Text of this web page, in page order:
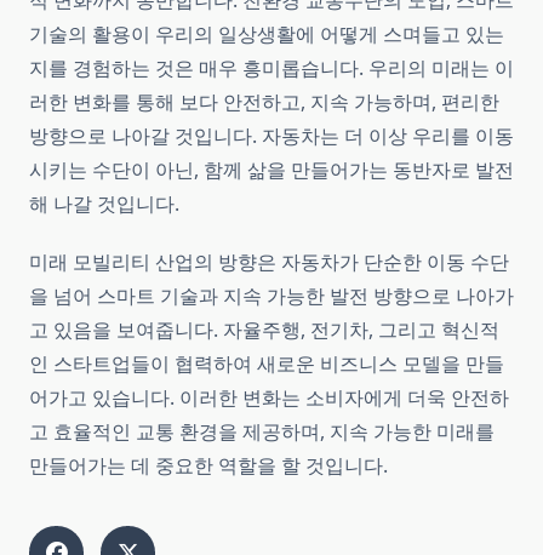
기술의 활용이 우리의 일상생활에 어떻게 스며들고 있는
지를 경험하는 것은 매우 흥미롭습니다. 우리의 미래는 이
러한 변화를 통해 보다 안전하고, 지속 가능하며, 편리한
방향으로 나아갈 것입니다. 자동차는 더 이상 우리를 이동
시키는 수단이 아닌, 함께 삶을 만들어가는 동반자로 발전
해 나갈 것입니다.
미래 모빌리티 산업의 방향은 자동차가 단순한 이동 수단
을 넘어 스마트 기술과 지속 가능한 발전 방향으로 나아가
고 있음을 보여줍니다. 자율주행, 전기차, 그리고 혁신적
인 스타트업들이 협력하여 새로운 비즈니스 모델을 만들
어가고 있습니다. 이러한 변화는 소비자에게 더욱 안전하
고 효율적인 교통 환경을 제공하며, 지속 가능한 미래를
만들어가는 데 중요한 역할을 할 것입니다.